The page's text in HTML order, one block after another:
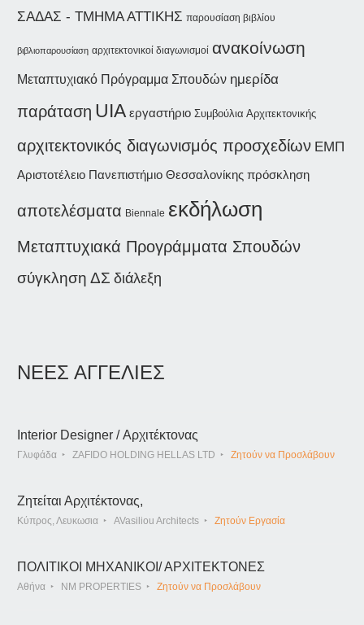
ΣΑΔΑΣ - ΤΜΗΜΑ ΑΤΤΙΚΗΣ παρουσίαση βιβλίου
βιβλιοπαρουσίαση αρχιτεκτονικοί διαγωνισμοί ανακοίνωση
Μεταπτυχιακό Πρόγραμμα Σπουδών ημερίδα
παράταση UIA εργαστήριο Συμβούλια Αρχιτεκτονικής
αρχιτεκτονικός διαγωνισμός προσχεδίων ΕΜΠ
Αριστοτέλειο Πανεπιστήμιο Θεσσαλονίκης πρόσκληση
αποτελέσματα Biennale εκδήλωση
Μεταπτυχιακά Προγράμματα Σπουδών
σύγκληση ΔΣ διάλεξη
ΝΕΕΣ ΑΓΓΕΛΙΕΣ
Interior Designer / Αρχιτέκτονας
Γλυφάδα ZAFIDO HOLDING HELLAS LTD Ζητούν να Προσλάβουν
Ζητείται Αρχιτέκτονας,
Κύπρος, Λευκωσια AVasiliou Architects Ζητούν Εργασία
ΠΟΛΙΤΙΚΟΙ ΜΗΧΑΝΙΚΟΙ/ ΑΡΧΙΤΕΚΤΟΝΕΣ
Αθήνα NM PROPERTIES Ζητούν να Προσλάβουν